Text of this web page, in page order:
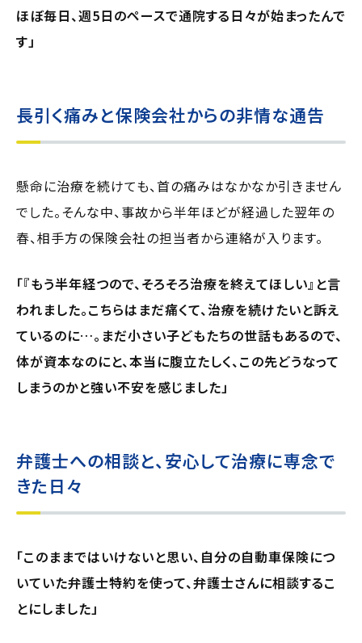
ほぼ毎日、週5日のペースで通院する日々が始まったんで
す」
長引く痛みと保険会社からの非情な通告
懸命に治療を続けても、首の痛みはなかなか引きません
でした。そんな中、事故から半年ほどが経過した翌年の
春、相手方の保険会社の担当者から連絡が入ります。
「『もう半年経つので、そろそろ治療を終えてほしい』と言
われました。こちらはまだ痛くて、治療を続けたいと訴え
ているのに…。まだ小さい子どもたちの世話もあるので、
体が資本なのにと、本当に腹立たしく、この先どうなって
しまうのかと強い不安を感じました」
弁護士への相談と、安心して治療に専念で
きた日々
「このままではいけないと思い、自分の自動車保険につ
いていた弁護士特約を使って、弁護士さんに相談するこ
とにしました」